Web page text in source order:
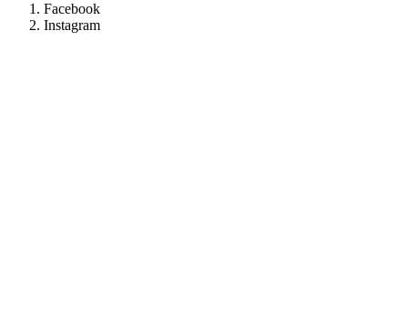
Facebook
Instagram